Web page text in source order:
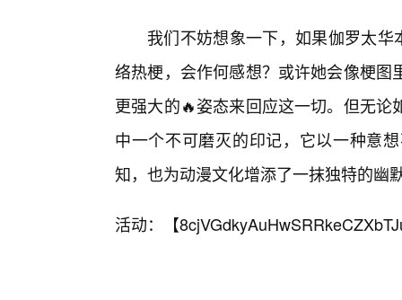
我们不妨想象一下，如果伽罗太华
络热梗，会作何感想？或许她会像梗
更强大的🔥姿态来回应这一切。但无
中一个不可磨灭的印记，它以一种意
知，也为动漫文化增添了一抹独特的幽
活动：【